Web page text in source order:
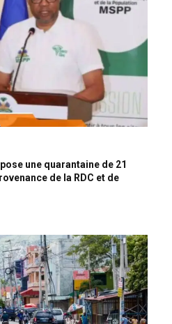
une quarantaine de 21
de la RDC et de